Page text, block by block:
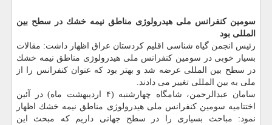
سومین كنفرانس ملی هیدرولوژی مناطق نیمه خشك در سطح بین
المللی بود
رئیس انجمن گیاه شناسی اقلیم كردستان عراق اظهار داشت: مقالات
بسیار خوبی در سومین كنفرانس ملی هیدرولوژی مناطق نیمه خشك
در سطح بین المللی عرضه شد و بهتر بود كه عنوان كنفرانس را از
ملی به بین المللی تغییر می دادند.
سامان عبدالرحمن، شامگاه چهارشنبه (۴ اردیبهشت ماه) در آئین
اختتامیه سومین كنفرانس ملی هیدرولوژی مناطق نیمه خشك اظهار
نمود: مباحث بسیاری را در سطح جهانی داریم كه مبحث این